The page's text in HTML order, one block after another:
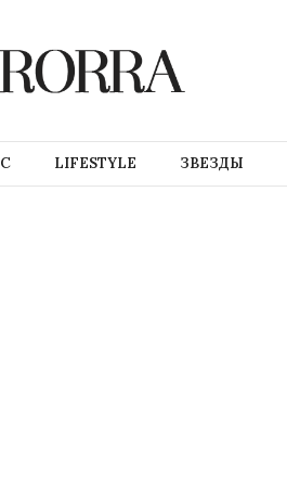
LIFESTYLE ЗВЕЗДЫ